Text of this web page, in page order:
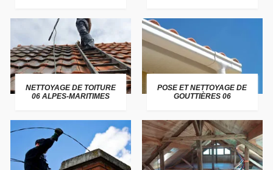
NETTOYAGE DE TOITURE
06 ALPES-MARITIMES
POSE ET NETTOYAGE DE
GOUTTIÈRES 06